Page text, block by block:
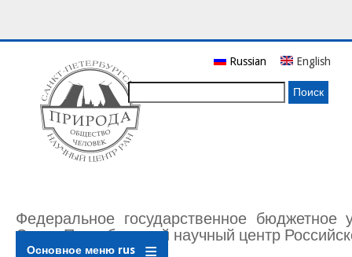
основному
содержанию
Федеральное государственное бюджетное
Санкт-Петербургский научный центр
Russian English
Основное меню rus